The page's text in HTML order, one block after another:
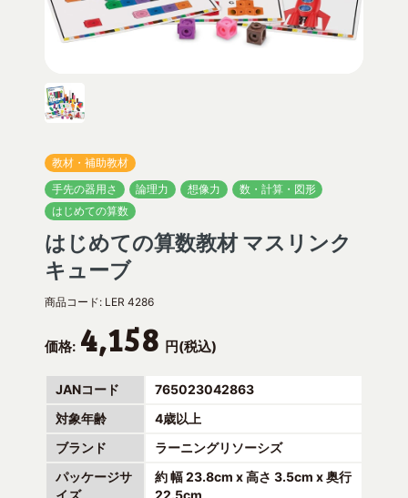
教材・補助教材
手先の器用さ
論理力 想像力
数・計算・図形
はじめての算数
はじめての算数教材 マスリンク
キューブ
商品コード: LER 4286
価格: 4,158 円(税込)
JANコード
765023042863
対象年齢
4歳以上
ブランド
ラーニングリソーシズ
パッケージサ
約 幅 23.8cm x 高さ 3.5cm x 奥行